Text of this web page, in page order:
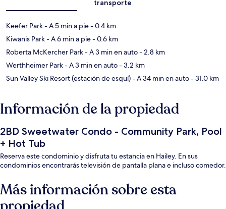
transporte
Keefer Park- A 5 min a pie- 0.4 km
Kiwanis Park- A 6 min a pie- 0.6 km
Roberta McKercher Park- A 3 min en auto- 2.8 km
Werthheimer Park- A 3 min en auto- 3.2 km
Sun Valley Ski Resort (estación de esquí)- A 34 min en auto- 31.0 km
Información de la propiedad
2BD Sweetwater Condo - Community Park, Pool
+ Hot Tub
Reserva este condominio y disfruta tu estancia en Hailey. En sus
condominios encontrarás televisión de pantalla plana e incluso comedor.
Más información sobre esta